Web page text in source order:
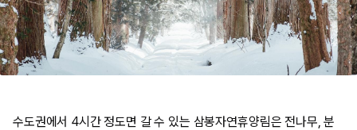
수도권에서 4시간 정도면 갈 수 있는 삼봉자연휴양림은 전나무, 분